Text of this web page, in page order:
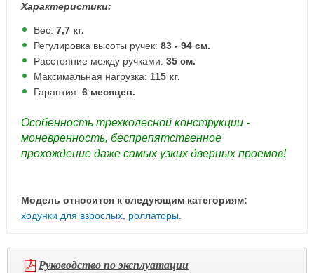
Характеристики:
Вес: 7,7 кг.
Регулировка высоты ручек: 83 - 94 см.
Расстояние между ручками: 35 см.
Максимальная нагрузка: 115 кг.
Гарантия: 6 месяцев.
Особенность трехколесной конструкции -
моневренность, беспрепятственное
прохождение даже самых узких дверных проемов!
Модель относится к следующим категориям:
ходунки для взрослых, роллаторы.
Руководство по эксплуатации